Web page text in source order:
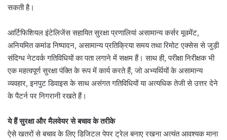
सकती है।
आर्टिफिशियल इंटेलिजेंस सहायित सुरक्षा प्रणालियां असामान्य कर्सर मूवमेंट,
अनियमित कमांड निष्पादन, असामान्य प्रतिक्रिया समय तथा रिमोट एक्सेस से जुड़ी
संदिग्ध नेटवर्क गतिविधियों का पता लगाने में सक्षम हैं। साथ ही, परीक्षा निरीक्षक भी
एक महत्वपूर्ण सुरक्षा पंक्ति के रूप में कार्य करते हैं, जो अभ्यर्थियों के असामान्य
व्यवहार, इनपुट डिवाइस के साथ असंगत गतिविधियों या अत्यधिक तेजी से उत्तर देने
के पैटर्न पर निगरानी रखते हैं।
ये हैं सुरक्षा और मैलवेयर से बचाव के तरीके
ऐसे खतरों से बचाव के लिए डिजिटल पेपर ट्रेल बनाए रखना अत्यंत आवश्यक माना